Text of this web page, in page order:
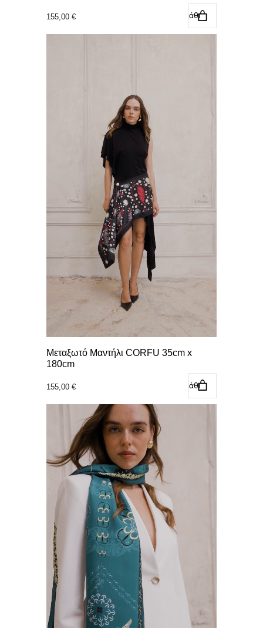
155,00 € Προσθήκη στο καλάθι
Μεταξωτό Μαντήλι CORFU 35cm x
180cm
155,00 € Προσθήκη στο καλάθι